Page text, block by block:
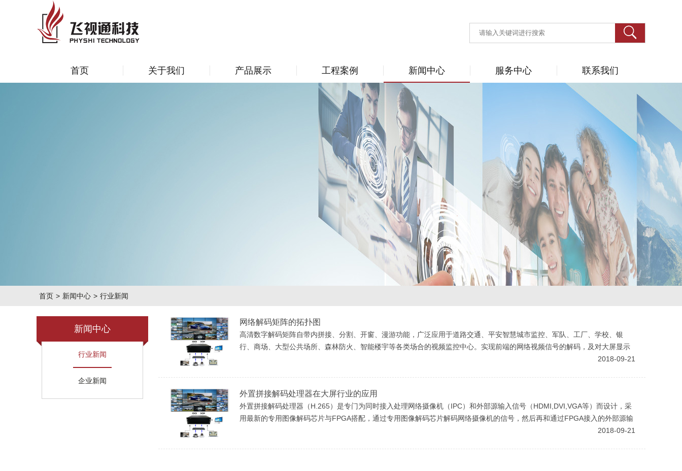
首页 关于我们 产品展示 工程案例 新闻中心 服务中心 联系我们
首页 > 新闻中心 > 行业新闻
新闻中心
行业新闻
企业新闻
网络解码矩阵的拓扑图
高清数字解码矩阵自带内拼接、分割、开窗、漫游功能，广泛应用于道路交通、平安智慧城市监控、军队、工厂、学校、银
行、商场、大型公共场所、森林防火、智能楼宇等各类场合的视频监控中心。实现前端的网络视频信号的解码，及对大屏显示
2018-09-21
外置拼接解码处理器在大屏行业的应用
外置拼接解码处理器（H.265）是专门为同时接入处理网络摄像机（IPC）和外部源输入信号（HDMI,DVI,VGA等）而设计，采
用最新的专用图像解码芯片与FPGA搭配，通过专用图像解码芯片解码网络摄像机的信号，然后再和通过FPGA接入的外部源输
2018-09-21